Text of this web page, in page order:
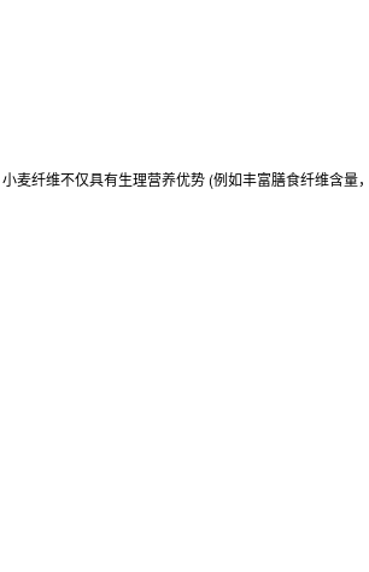
麦纤维不仅具有生理营养优势 (例如丰富膳食纤维含量